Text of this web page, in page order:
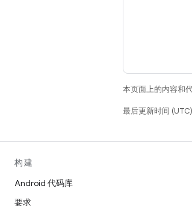
本页面上的内容和
最后更新时间
构建
Android 代码库
要求